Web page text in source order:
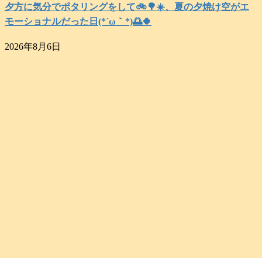
夕方に気分でポタリングをして🚲️🌳☀️、夏の夕焼け空がエ
モーショナルだった日(⁠*⁠´⁠ω⁠｀⁠*⁠)🌅🍀
2026年8月6日